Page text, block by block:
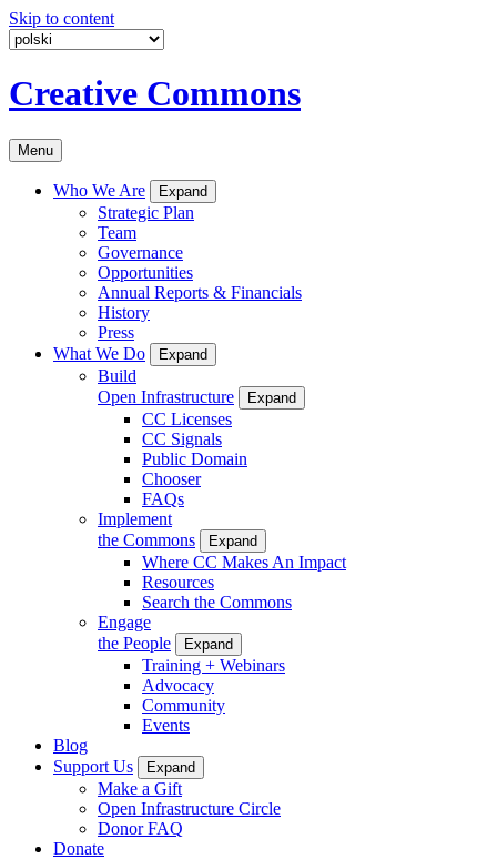
Skip to content
Creative Commons
Menu
Who We Are Expand
Strategic Plan
Team
Governance
Opportunities
Annual Reports & Financials
History
Press
What We Do
Expand
Build
Open Infrastructure
Expand
CC Licenses
CC Signals
Public Domain
Chooser
FAQs
Implement
the Commons
Expand
Where CC Makes An Impact
Resources
Search the Commons
Engage
the People
Expand
Training + Webinars
Advocacy
Community
Events
Blog
Support Us
Expand
Make a Gift
Open Infrastructure Circle
Donor FAQ
Donate